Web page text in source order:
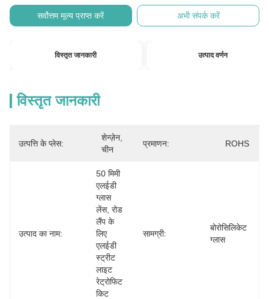
सर्वोत्तम मूल्य प्राप्त करें अभी संपर्क करें
विस्तृत जानकारी उत्पाद वर्णन
विस्तृत जानकारी
उत्पत्ति के प्लेस:
शेन्ज़ेन,
चीन
प्रमाणन: ROHS
उत्पाद का नाम:
50 मिमी
एलईडी
ग्लास
लेंस, रोड
लैंप के
लिए
एलईडी
स्ट्रीट
लाइट
रेट्रोफिट
किट
सामग्री:
बोरोसिलिकेट
ग्लास